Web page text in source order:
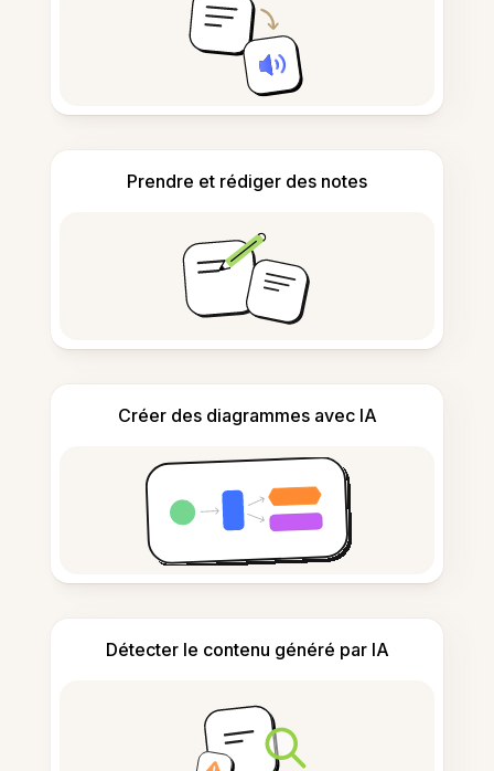
Prendre et rédiger des notes
Créer des diagrammes avec IA
Détecter le contenu généré par IA